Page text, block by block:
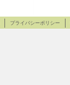
プライバシーポリシー